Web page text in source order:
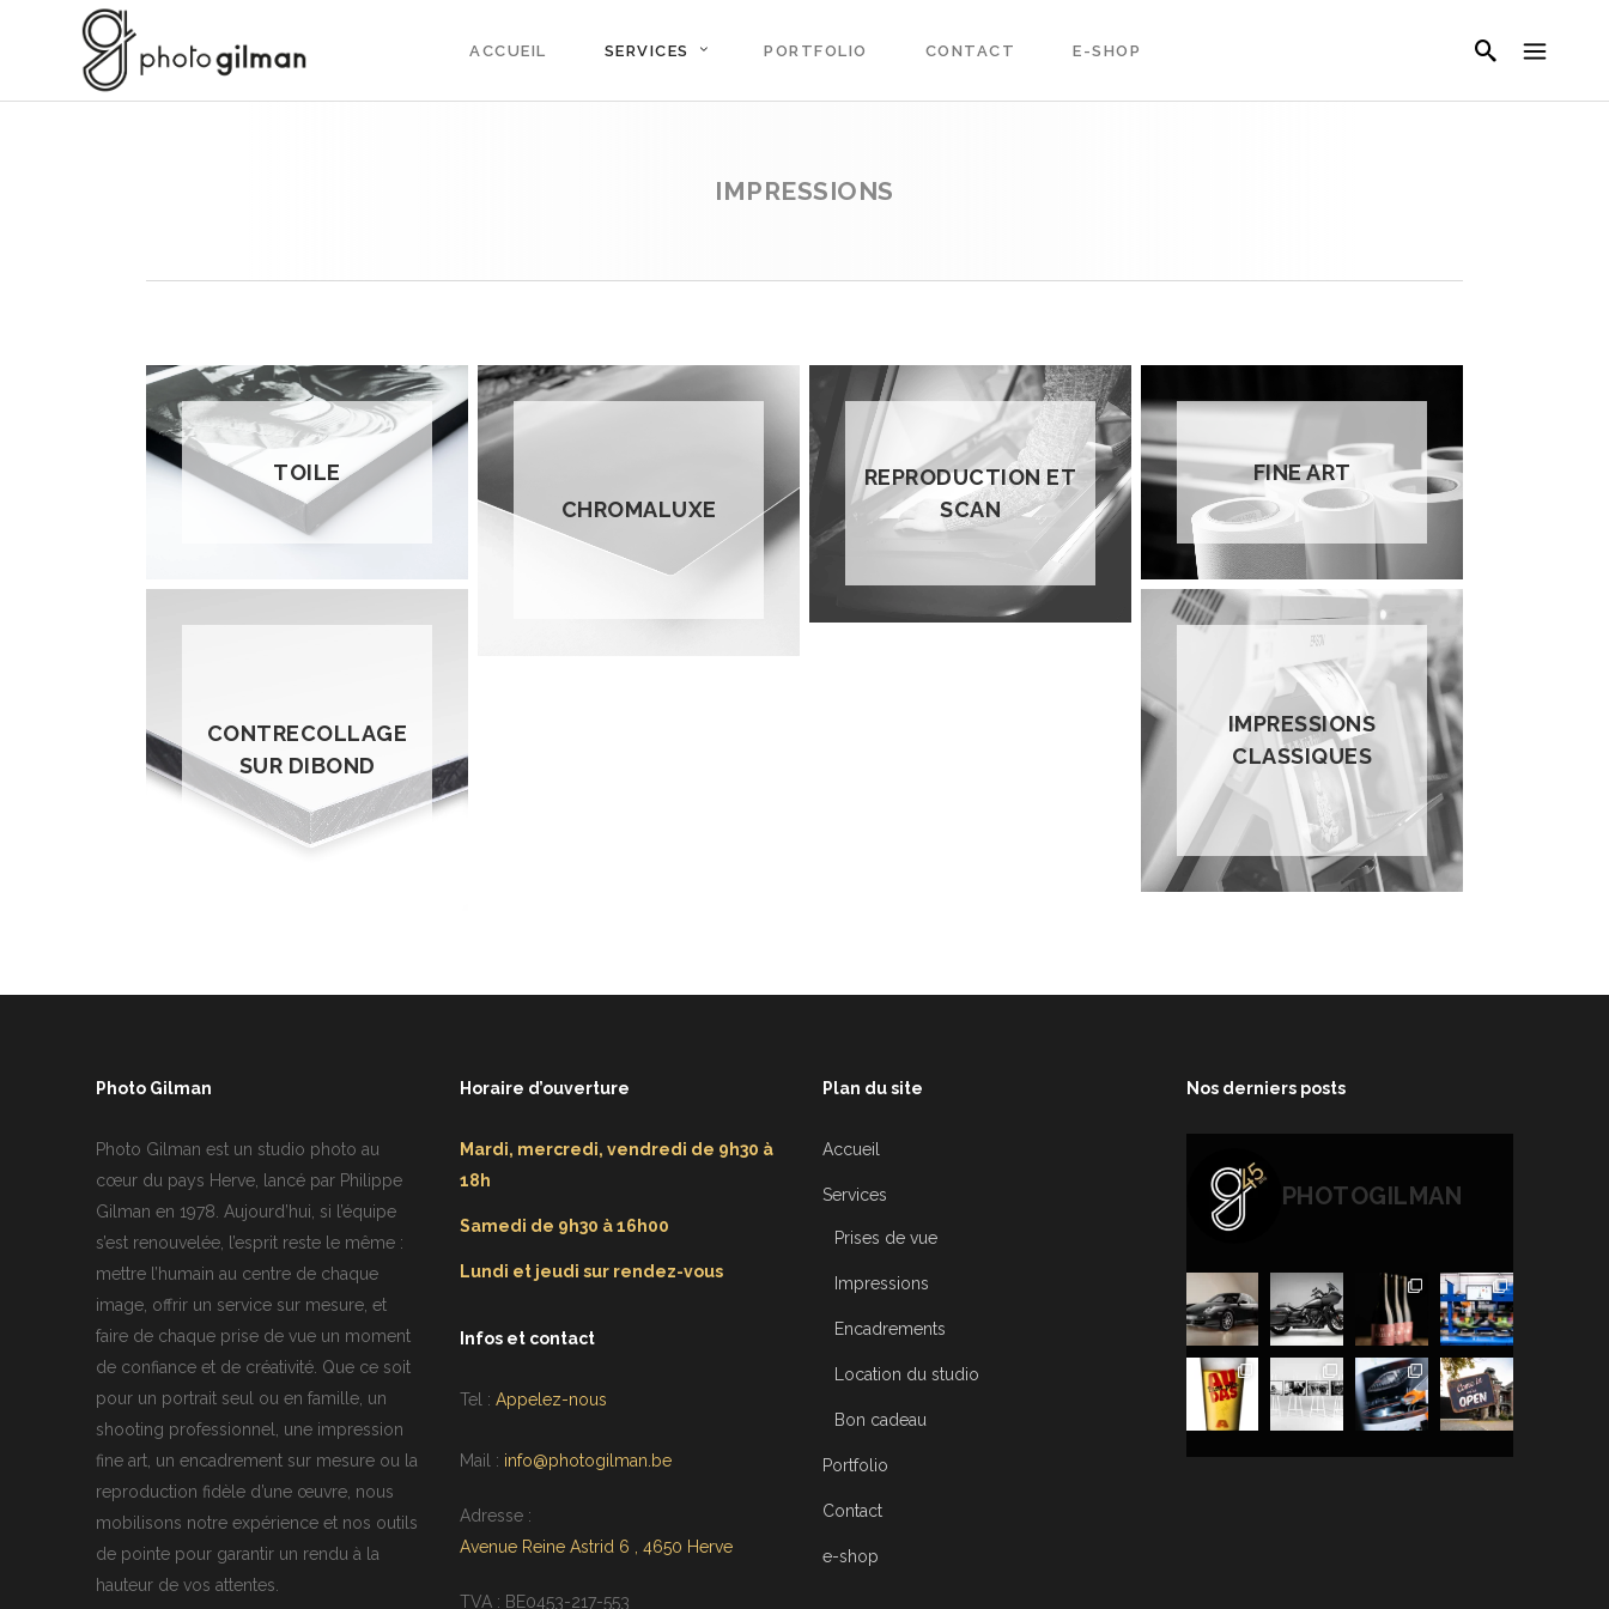
ACCUEIL SERVICES PORTFOLIO CONTACT E-SHOP
IMPRESSIONS
TOILE
CHROMALUXE
REPRODUCTION ET
SCAN
FINE ART
IMPRESSIONS
CLASSIQUES
CONTRECOLLAGE
SUR DIBOND
Photo Gilman
Photo Gilman est un studio photo au
cœur du pays Herve, lancé par Philippe
Gilman en 1978. Aujourd’hui, si l’équipe
s’est renouvelée, l’esprit reste le même :
mettre l’humain au centre de chaque
image, offrir un service sur mesure, et
faire de chaque prise de vue un moment
de confiance et de créativité. Que ce soit
pour un portrait seul ou en famille, un
shooting professionnel, une impression
fine art, un encadrement sur mesure ou la
reproduction fidèle d’une œuvre, nous
mobilisons notre expérience et nos outils
de pointe pour garantir un rendu à la
hauteur de vos attentes.
Horaire d’ouverture
Mardi, mercredi, vendredi de 9h30 à
18h
Samedi de 9h30 à 16h00
Lundi et jeudi sur rendez-vous
Infos et contact
Tel : Appelez-nous
Mail : info@photogilman.be
Adresse :
Avenue Reine Astrid 6 , 4650 Herve
TVA : BE0453-217-553
Plan du site
Accueil
Services
Prises de vue
Impressions
Encadrements
Location du studio
Bon cadeau
Portfolio
Contact
e-shop
Nos derniers posts
PHOTOGILMAN